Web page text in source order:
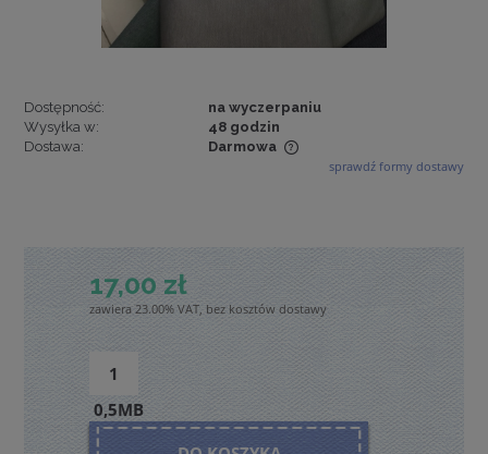
Dostępność:
na wyczerpaniu
Wysyłka w:
48 godzin
Dostawa:
Darmowa
Cena nie zawiera ewentualnych kosztów płatności
sprawdź formy dostawy
17,00 zł
zawiera 23.00% VAT, bez kosztów dostawy
0,5MB